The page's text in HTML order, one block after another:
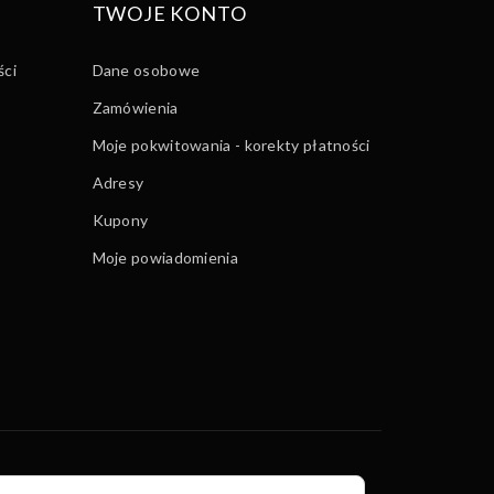
TWOJE KONTO
Dane osobowe
Zamówienia
Moje pokwitowania - korekty płatności
Adresy
Kupony
Moje powiadomienia